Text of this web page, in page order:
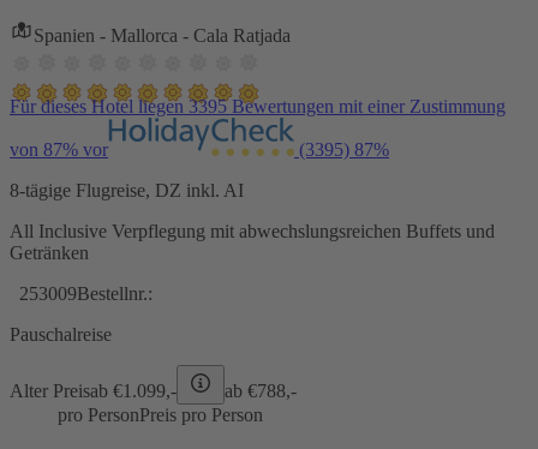
Spanien - Mallorca - Cala Ratjada
Für dieses Hotel liegen 3395 Bewertungen mit einer Zustimmung
von 87% vor (3395) 87%
8-tägige Flugreise, DZ inkl. AI
All Inclusive Verpflegung mit abwechslungsreichen Buffets und
Getränken
253009Bestellnr.:
Pauschalreise
Alter Preisab €1.099,- ab €788,-
pro PersonPreis pro Person